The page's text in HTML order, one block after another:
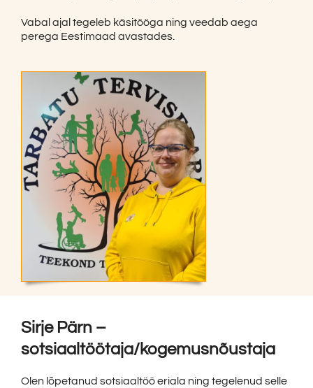
Vabal ajal tegeleb käsitööga ning veedab aega
perega Eestimaad avastades.
Sirje Pärn –
sotsiaaltöötaja/kogemusnõustaja
Olen lõpetanud sotsiaaltöö eriala ning tegelenud selle